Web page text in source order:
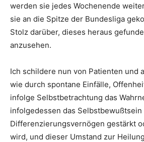
werden sie jedes Wochenende
sie an die Spitze der Bundesliga
Stolz darüber, dieses heraus
anzusehen.
Ich schildere nun von Patienten und
wie durch spontane Einfälle,
infolge Selbstbetrachtung das
infolgedessen das Selbstbewußtsein
Differenzierungsvernögen gestärkt
wird, und dieser Umstand zur